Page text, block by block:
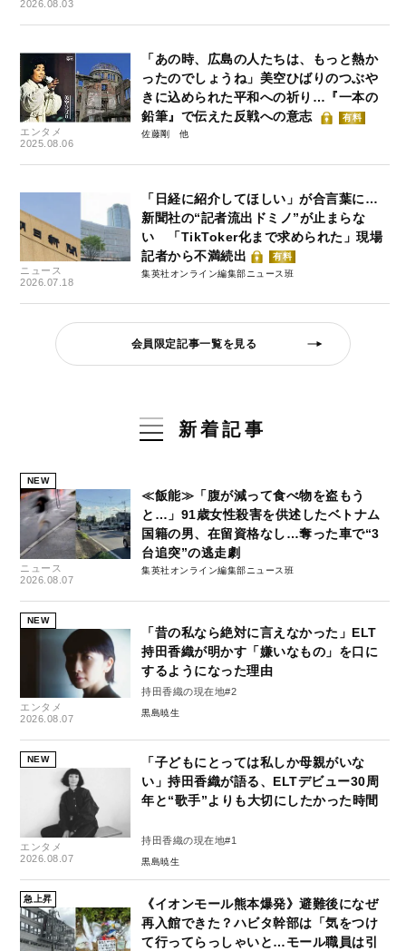
2026.08.03
エンタメ
2025.08.06
「あの時、広島の人たちは、もっと熱か
ったのでしょうね」美空ひばりのつぶや
きに込められた平和への祈り…『一本の
鉛筆』で伝えた反戦への意志
有料
佐藤剛
ニュース
2026.07.18
「日経に紹介してほしい」が合言葉に…
新聞社の“記者流出ドミノ”が止まらな
い 「TikToker化まで求められた」現場
記者から不満続出
有料
集英社オンライン編集部ニュース班
会員限定記事一覧を見る
新着記事
NEW
ニュース
2026.08.07
≪飯能≫「腹が減って食べ物を盗もう
と…」91歳女性殺害を供述したベトナム
国籍の男、在留資格なし…奪った車で“3
台追突”の逃走劇
集英社オンライン編集部ニュース班
NEW
エンタメ
2026.08.07
「昔の私なら絶対に言えなかった」ELT
持田香織が明かす「嫌いなもの」を口に
するようになった理由
持田香織の現在地#2
黒島暁生
NEW
エンタメ
2026.08.07
「子どもにとっては私しか母親がいな
い」持田香織が語る、ELTデビュー30周
年と“歌手”よりも大切にしたかった時間
持田香織の現在地#1
黒島暁生
急上昇
《イオンモール熊本爆発》避難後になぜ
再入館できた？ハビタ幹部は「気をつけ
て行ってらっしゃいと…モール職員は引